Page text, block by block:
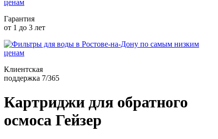
Гарантия
от 1 до 3 лет
Клиентская
поддержка 7/365
Картриджи для обратного
осмоса Гейзер